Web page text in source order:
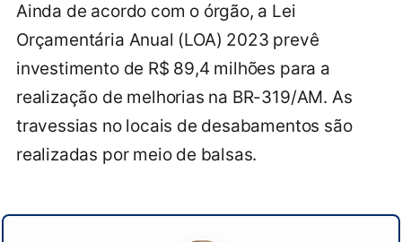
Ainda de acordo com o órgão, a Lei
Orçamentária Anual (LOA) 2023 prevê
investimento de R$ 89,4 milhões para a
realização de melhorias na BR-319/AM. As
travessias no locais de desabamentos são
realizadas por meio de balsas.